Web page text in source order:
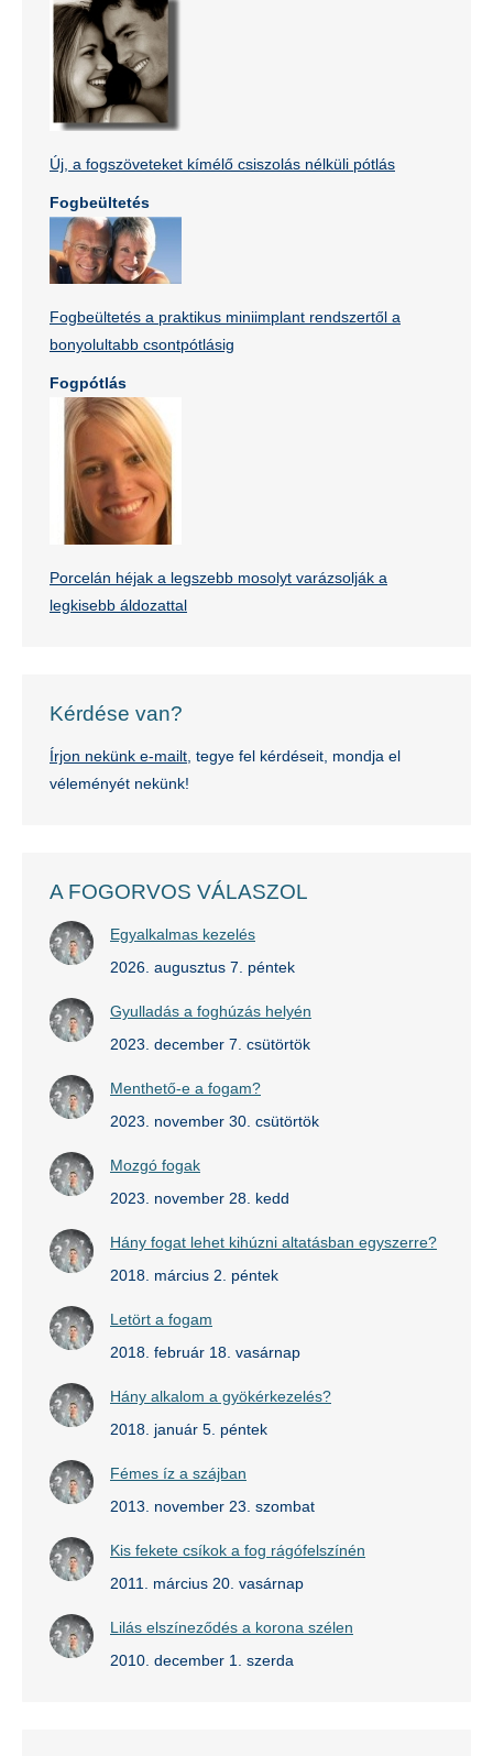
Új, a fogszöveteket kímélő csiszolás nélküli pótlás
Fogbeültetés
Fogbeültetés a praktikus miniimplant rendszertől a
bonyolultabb csontpótlásig
Fogpótlás
Porcelán héjak a legszebb mosolyt varázsolják a
legkisebb áldozattal
Kérdése van?
Írjon nekünk e-mailt , tegye fel kérdéseit, mondja el
véleményét nekünk!
A FOGORVOS VÁLASZOL
Egyalkalmas kezelés
2026. augusztus 7. péntek
Gyulladás a foghúzás helyén
2023. december 7. csütörtök
Menthető-e a fogam?
2023. november 30. csütörtök
Mozgó fogak
2023. november 28. kedd
Hány fogat lehet kihúzni altatásban egyszerre?
2018. március 2. péntek
Letört a fogam
2018. február 18. vasárnap
Hány alkalom a gyökérkezelés?
2018. január 5. péntek
Fémes íz a szájban
2013. november 23. szombat
Kis fekete csíkok a fog rágófelszínén
2011. március 20. vasárnap
Lilás elszíneződés a korona szélen
2010. december 1. szerda